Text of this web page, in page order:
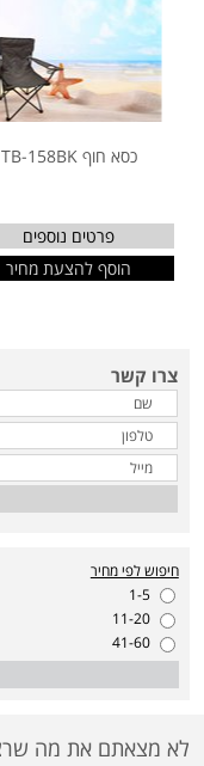
כסא חוף TB-158BK
פרטים נוספים
הוסף להצעת מחיר
צרו קשר
חיפוש לפי מחיר
1-5
11-20
41-60